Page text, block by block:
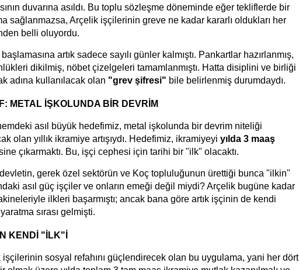
duvarına asıldı. Bu toplu sözleşme döneminde eğer tekliflerde bir
sağlanmazsa, Arçelik işçilerinin greve ne kadar kararlı oldukları her
belli oluyordu.
artık sadece sayılı günler kalmıştı. Pankartlar hazırlanmış,
dikilmiş, nöbet çizelgeleri tamamlanmıştı. Hatta disiplini ve birliği
adına kullanılacak olan "grev şifresi" bile belirlenmiş durumdaydı.
METAL İŞKOLUNDA BİR DEVRİM
asıl büyük hedefimiz, metal işkolunda bir devrim niteliği
olan yıllık ikramiye artışıydı. Hedefimiz, ikramiyeyi yılda 3 maaş
çıkarmaktı. Bu, işçi cephesi için tarihi bir "ilk" olacaktı.
gerek özel sektörün ve Koç topluluğunun ürettiği bunca "ilkin"
asıl güç işçiler ve onların emeği değil miydi? Arçelik bugüne kadar
ilkleri başarmıştı; ancak bana göre artık işçinin de kendi
sırası gelmişti.
KENDİ "İLK"İ
sosyal refahını güçlendirecek olan bu uygulama, yani her dört